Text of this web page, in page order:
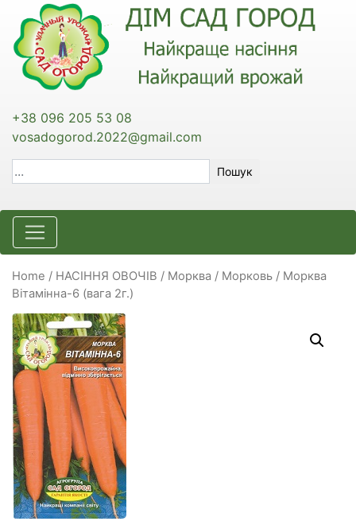
+38 096 205 53 08
vosadogorod.2022@gmail.com
Пошук
Home / НАСІННЯ ОВОЧІВ / Морква / Морковь / Морква
Вітамінна-6 (вага 2г.)